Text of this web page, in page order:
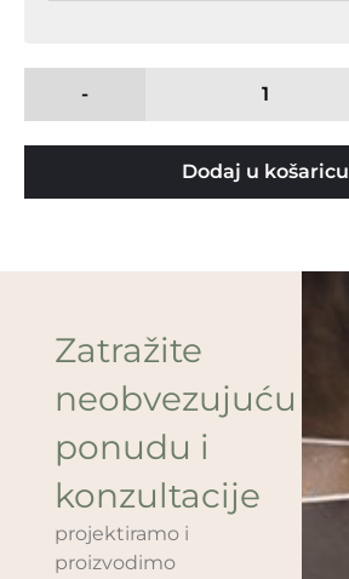
-
Dodaj u košaricu
Zatražite
neobvezujuću
ponudu i
konzultacije
projektiramo i
proizvodimo